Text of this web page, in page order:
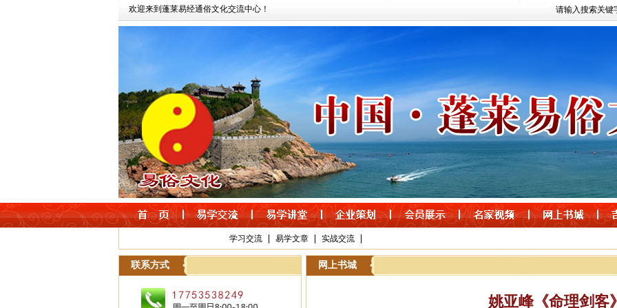
欢迎来到蓬莱易经通俗文化交流中心！ 请输入搜索关键
学习交流 易学文章 实战交流
联系方式 网上书城
姚亚峰《命理剑客